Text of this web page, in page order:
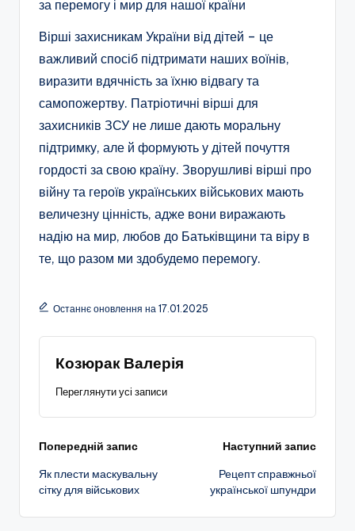
за перемогу і мир для нашої країни
Вірші захисникам України від дітей – це
важливий спосіб підтримати наших воїнів,
виразити вдячність за їхню відвагу та
самопожертву. Патріотичні вірші для
захисників ЗСУ не лише дають моральну
підтримку, але й формують у дітей почуття
гордості за свою країну. Зворушливі вірші про
війну та героїв українських військових мають
величезну цінність, адже вони виражають
надію на мир, любов до Батьківщини та віру в
те, що разом ми здобудемо перемогу.
Останнє оновлення на 17.01.2025
Козюрак Валерія
Переглянути усі записи
Навігація
по
запису
Попередній запис
Як плести маскувальну
сітку для військових
Наступний запис
Рецепт справжньої
української шпундри